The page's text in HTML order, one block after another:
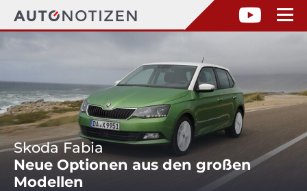
Skoda Fabia
Neue Optionen aus den großen
Modellen